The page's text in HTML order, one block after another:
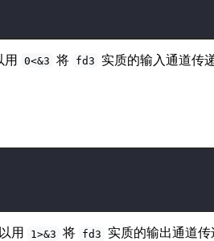
用 0<&3 将 fd3 实质的输入通道传
用 1>&3 将 fd3 实质的输出通道传